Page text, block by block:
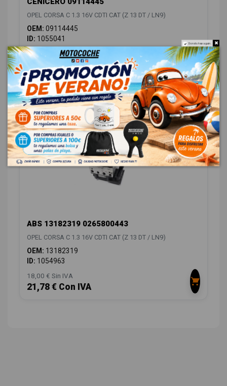
OPEL CORSA C 1.3 16V CDTI CAT (Z 13 DT / LN9)
OEM: 09114445
ID: 1055041
12,00 € Sin IVA
14,52 € Con IVA
SUSPENSIÓN / FRENOS 1
ABS 13182319 0265800443
OPEL CORSA C 1.3 16V CDTI CAT (Z 13 DT / LN9)
OEM: 13182319
ID: 1054963
18,00 € Sin IVA
21,78 € Con IVA
Do not show again.